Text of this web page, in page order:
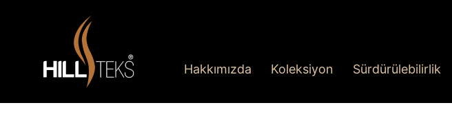
Hakkımızda Koleksiyon Sürdürülebilirlik